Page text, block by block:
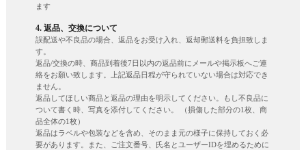
ます
4. 返品、交換について
誤配送や不良品の場合、返品をお受け入れ、返却郵送料を負担致しま
す。
返品/交換の時、商品到着後7日以内の返品前にメールや掲示板へご連
絡をお願い致します。上記返品日程が守られていない場合は対応でき
ません。
返品してほしい商品と返品の理由を明示してください。もし不良品に
ついて書く時、写真を添付してください。 （損傷した部分の1枚、商
品全体の1枚）
返品はラベルや包装などを含め、そのまま元の様子に保持しておく必
要があります。また、ご注文番号、氏名とユーザーIDを埋めるために